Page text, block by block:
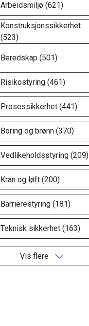
Arbeidsmiljø (621)
Konstruksjonssikkerhet
(523)
Beredskap (501)
Risikostyring (461)
Prosessikkerhet (441)
Boring og brønn (370)
Vedlikeholdsstyring (209)
Kran og løft (200)
Barrierestyring (181)
Teknisk sikkerhet (163)
Vis flere